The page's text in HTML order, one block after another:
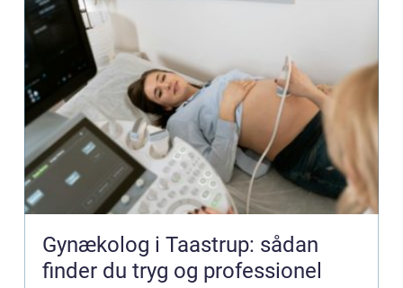
Gynækolog i Taastrup: sådan
finder du tryg og professionel